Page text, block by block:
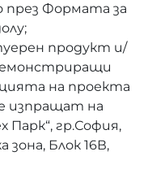
през Формата за
продукт и/
на проекта
изпращат на
Парк“, гр.София,
зона, Блок 16В,